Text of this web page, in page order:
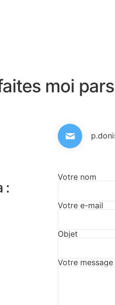
moi
:
Votre nom
Votre e-mail
Objet
Votre